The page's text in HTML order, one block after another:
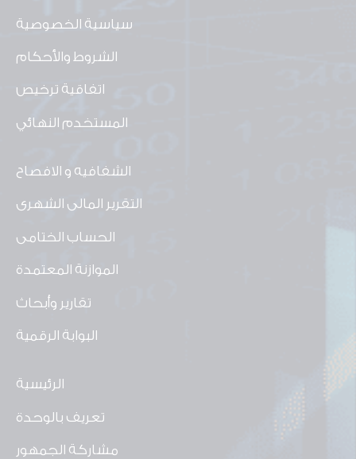
سياسية الخصوصية
الشروط والأحكام
اتفاقية ترخيص
المستخدم النهائي
الشفافيه و الافصاح
التقرير المالى الشهرى
الحساب الختامى
الموازنة المعتمدة
تقارير وأبحاث
البوابة الرقمية
الرئيسية
تعريف بالوحدة
مشاركة الجمهور